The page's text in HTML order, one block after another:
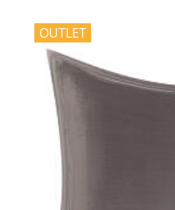
OUTLET